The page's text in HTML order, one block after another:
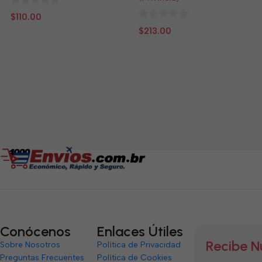
0
$110.00
0
$213.00
Conócenos
Sobre Nosotros
Preguntas Frecuentes
Enlaces Útiles
Política de Privacidad
Política de Cookies
Recibe